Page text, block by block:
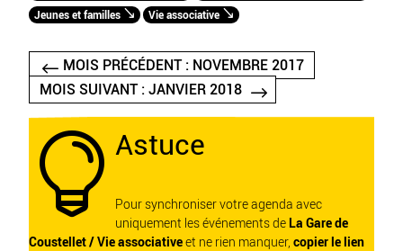
Jeunes et familles
Vie associative
MOIS PRÉCÉDENT : NOVEMBRE 2017
MOIS SUIVANT : JANVIER 2018
 Astuce
Pour synchroniser votre agenda avec
uniquement les événements de La Gare de
Coustellet / Vie associativeet ne rien manquer, copier le lien